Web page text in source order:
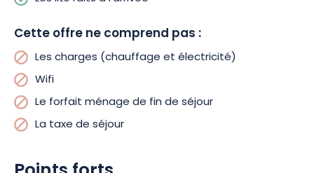
d’eau (douche et lavabo double vasques), wc séparés. Lits
faits à votre arrivée. Chauffage géothermique. Charges
supplémentaires : électricité, chauffage, Charges en option :
Wifi 1.50€/jour, linge de toilette 5€ par personne et par
change.
Cette offre ne comprend pas :
Les charges (chauffage et électricité)
Wifi
Le forfait ménage de fin de séjour
La taxe de séjour